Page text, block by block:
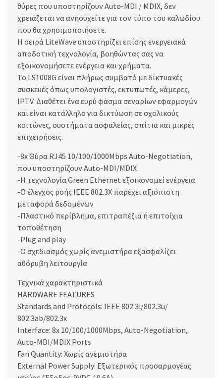
θύρες που υποστηρίζουν Auto-MDI / MDIX, δεν
χρειάζεται να ανησυχείτε για τον τύπο του καλωδίου
που θα χρησιμοποιήσετε.
Η σειρά LiteWave υποστηρίζει επίσης ενεργειακά
αποδοτική τεχνολογία, βοηθώντας σας να
εξοικονομήσετε ενέργεια και χρήματα.
Το LS1008G είναι πλήρως συμβατό με δικτυακές
συσκευές όπως υπολογιστές, εκτυπωτές, κάμερες,
IPTV. Διαθέτει ένα ευρύ φάσμα σεναρίων εφαρμογών
και είναι κατάλληλο για δικτύωση σε σχολικούς
κοιτώνες, συστήματα ασφαλείας, σπίτια και μικρές
επιχειρήσεις.
-8x Θύρα RJ45 10/100/1000Mbps Auto-Negotiation,
που υποστηρίζουν Auto-MDI/MDIX
-Η τεχνολογία Green Ethernet εξοικονομεί ενέργεια
-Ο έλεγχος ροής IEEE 802.3X παρέχει αξιόπιστη
μεταφορά δεδομένων
-Πλαστικό περίβλημα, επιτραπέζια ή επιτοίχια
τοποθέτηση
-Plug and play
-Ο σχεδιασμός χωρίς ανεμιστήρα εξασφαλίζει
αθόρυβη λειτουργία
Τεχνικά χαρακτηριστικά
HARDWARE FEATURES
Standards and Protocols: IEEE 802.3i/802.3u/
802.3ab/802.3x
Interface: 8x 10/100/1000Mbps, Auto-Negotiation,
Auto-MDI/MDIX Ports
Fan Quantity: Χωρίς ανεμιστήρα
External Power Supply: Εξωτερικός προσαρμογέας